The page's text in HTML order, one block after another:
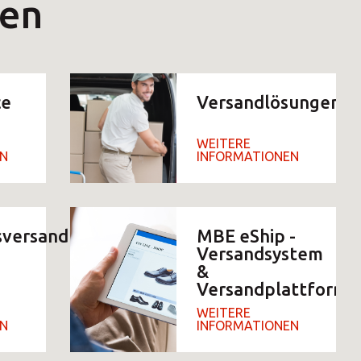
Versandlösungen
WEITERE
INFORMATIONEN
MBE eShip -
Versandsystem
&
Versandplattform
WEITERE
INFORMATIONEN
×
Africa
Americas
Asia/Pacific
×
×